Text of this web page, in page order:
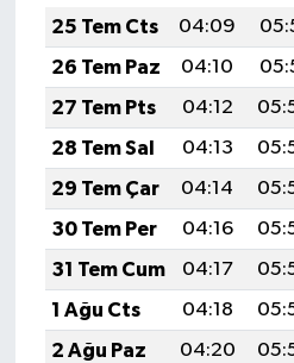
25 Tem Cts
04:09
26 Tem Paz
04:10
27 Tem Pts
04:12
28 Tem Sal
04:13
29 Tem Çar
04:14
30 Tem Per
04:16
31 Tem Cum
04:17
1 Ağu Cts
04:18
2 Ağu Paz
04:20